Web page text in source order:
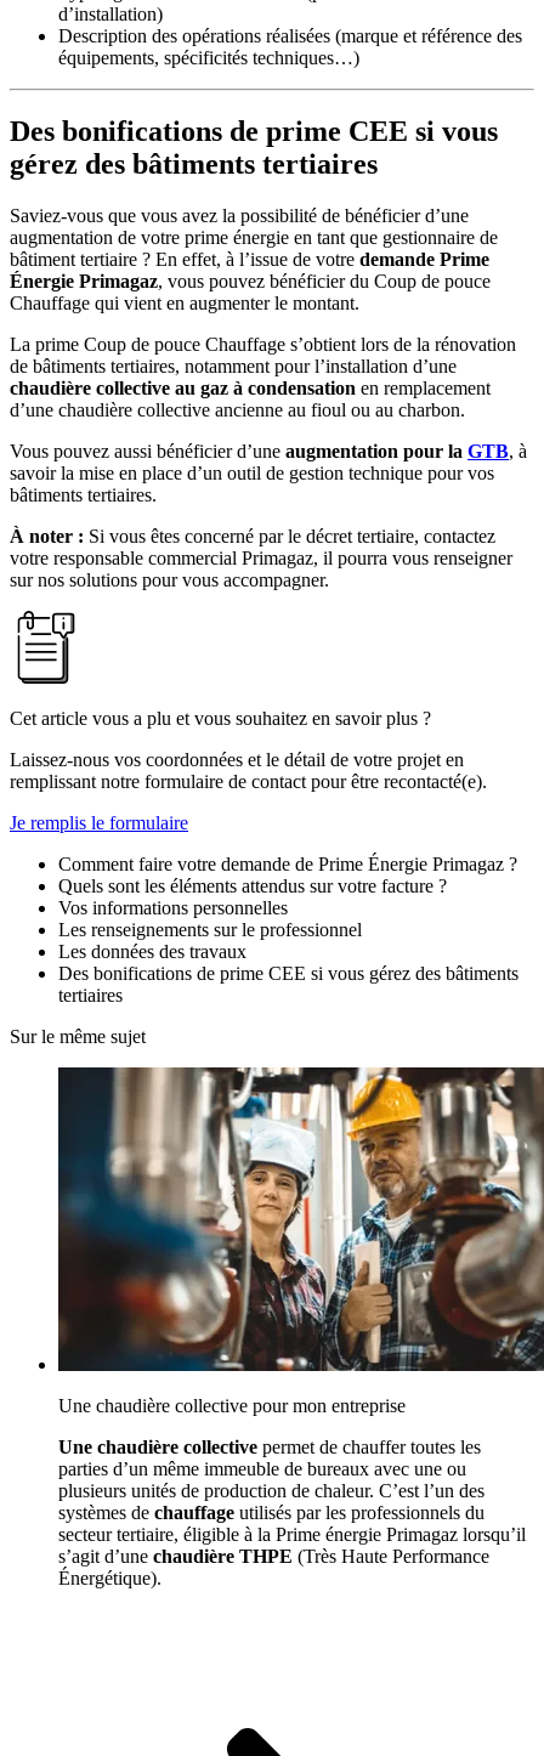
d’installation)
Description des opérations réalisées (marque et référence des
équipements, spécificités techniques…)
Des bonifications de prime CEE si vous
gérez des bâtiments tertiaires
Saviez-vous que vous avez la possibilité de bénéficier d’une
augmentation de votre prime énergie en tant que gestionnaire de
bâtiment tertiaire ? En effet, à l’issue de votre demande Prime
Énergie Primagaz, vous pouvez bénéficier du Coup de pouce
Chauffage qui vient en augmenter le montant.
La prime Coup de pouce Chauffage s’obtient lors de la rénovation
de bâtiments tertiaires, notamment pour l’installation d’une
chaudière collective au gaz à condensation en remplacement
d’une chaudière collective ancienne au fioul ou au charbon.
Vous pouvez aussi bénéficier d’une augmentation pour la GTB, à
savoir la mise en place d’un outil de gestion technique pour vos
bâtiments tertiaires.
À noter : Si vous êtes concerné par le décret tertiaire, contactez
votre responsable commercial Primagaz, il pourra vous renseigner
sur nos solutions pour vous accompagner.
Cet article vous a plu et vous souhaitez en savoir plus ?
Laissez-nous vos coordonnées et le détail de votre projet en
remplissant notre formulaire de contact pour être recontacté(e).
Je remplis le formulaire
Comment faire votre demande de Prime Énergie Primagaz ?
Quels sont les éléments attendus sur votre facture ?
Vos informations personnelles
Les renseignements sur le professionnel
Les données des travaux
Des bonifications de prime CEE si vous gérez des bâtiments
tertiaires
Sur le même sujet
Une chaudière collective pour mon entreprise
Une chaudière collective permet de chauffer toutes les
parties d’un même immeuble de bureaux avec une ou
plusieurs unités de production de chaleur. C’est l’un des
systèmes de chauffage utilisés par les professionnels du
secteur tertiaire, éligible à la Prime énergie Primagaz lorsqu’il
s’agit d’une chaudière THPE (Très Haute Performance
Énergétique).